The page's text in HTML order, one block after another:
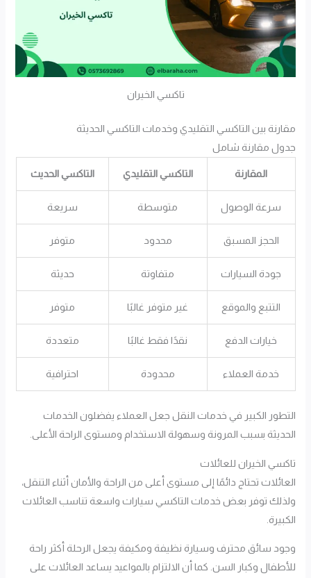
تاكسي الخيران
مقارنة بين التاكسي التقليدي وخدمات التاكسي الحديثة
جدول مقارنة شامل
المقارنة التاكسي التقليدي التاكسي الحديث
سرعة الوصول متوسطة سريعة
الحجز المسبق محدود متوفر
جودة السيارات متفاوتة حديثة
التتبع والموقع غير متوفر غالبًا متوفر
خيارات الدفع نقدًا فقط غالبًا متعددة
خدمة العملاء محدودة احترافية
التطور الكبير في خدمات النقل جعل العملاء يفضلون الخدمات
الحديثة بسبب المرونة وسهولة الاستخدام ومستوى الراحة الأعلى.
تاكسي الخيران للعائلات
العائلات تحتاج دائمًا إلى مستوى أعلى من الراحة والأمان أثناء التنقل،
ولذلك توفر بعض خدمات التاكسي سيارات واسعة تناسب العائلات
الكبيرة.
وجود سائق محترف وسيارة نظيفة ومكيفة يجعل الرحلة أكثر راحة
للأطفال وكبار السن. كما أن الالتزام بالمواعيد يساعد العائلات على